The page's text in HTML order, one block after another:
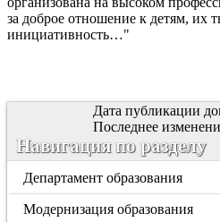
за доброе отношение к детям, их
инициативность…"
Дата публикации
Последнее
Навигация по разделу
Департамент образования
Модернизация образования